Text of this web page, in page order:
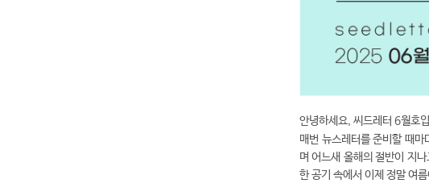
안녕하세요, 씨드레터 6월호
매번 뉴스레터를 준비할 때
며 어느새 올해의 절반이 지
한 공기 속에서 이제 정말 여